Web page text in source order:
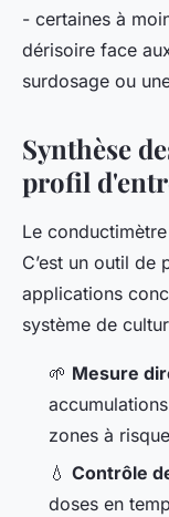
- certaines à
dérisoire face
surdosage ou
Synthèse
profil
Le
C’est un outil
applications
système de
🌱 Mesure
zones à
💧 Contrôle
doses en